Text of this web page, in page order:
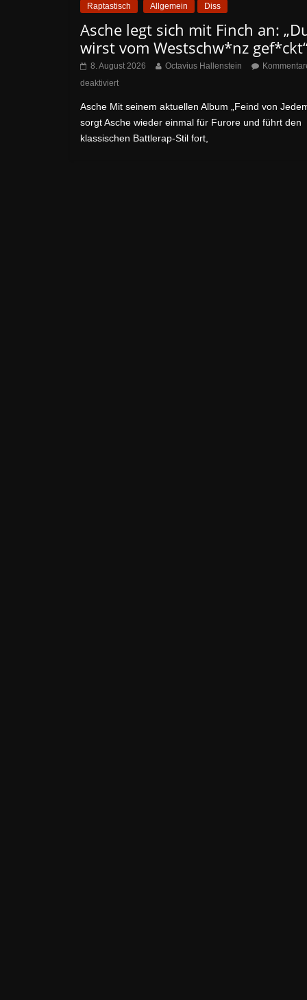
Raptastisch Allgemein Diss
Asche legt sich mit Finch an:
wirst vom Westschw*nz
8. August 2026 Octavius Hallenstein
deaktiviert
Asche Mit seinem aktuellen Album „Feind von
sorgt Asche wieder einmal für Furore und führt den
klassischen Battlerap-Stil fort,